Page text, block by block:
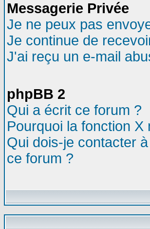
Messagerie Privée
Je ne peux pas
Je continue de
J'ai reçu un e-mail
phpBB 2
Qui a écrit ce forum ?
Pourquoi la fonction
Qui dois-je contacter
ce forum ?